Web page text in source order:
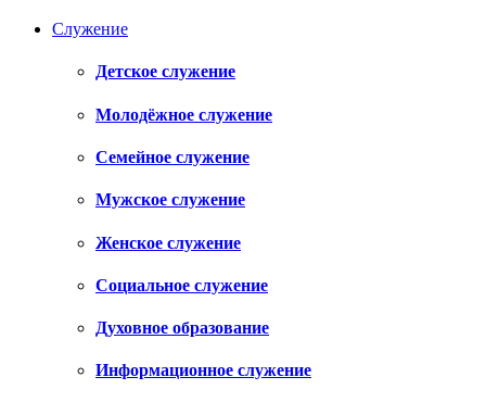
Служение
Детское служение
Молодёжное служение
Семейное служение
Мужское служение
Женское служение
Социальное служение
Духовное образование
Информационное служение